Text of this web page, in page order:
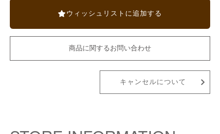
ウィッシュリストに追加する
商品に関するお問い合わせ
キャンセルについて